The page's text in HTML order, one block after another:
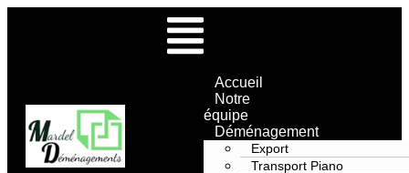
Accueil
Notre
équipe
Déménagement
Export
Transport Piano